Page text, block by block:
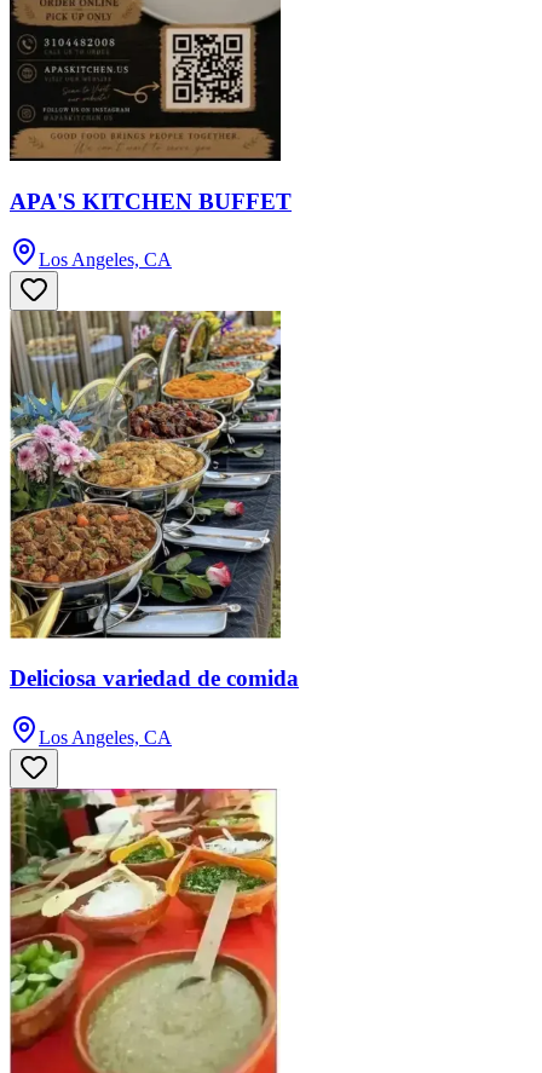
APA'S KITCHEN BUFFET
Los Angeles, CA
Deliciosa variedad de comida
Los Angeles, CA